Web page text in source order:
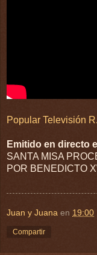
Popular Televisión
Emitido en directo
SANTA MISA
POR BENEDICTO
Juan y Juana en 19:00
Compartir